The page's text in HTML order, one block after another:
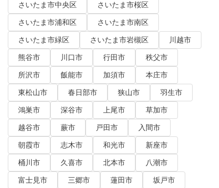
さいたま市中央区
さいたま市桜区
さいたま市浦和区
さいたま市南区
さいたま市緑区
さいたま市岩槻区
川越市
熊谷市
川口市 行田市
秩父市
所沢市
飯能市 加須市
本庄市
東松山市
春日部市 狭山市
羽生市
鴻巣市
深谷市 上尾市
草加市
越谷市
蕨市 戸田市
入間市
朝霞市
志木市 和光市
新座市
桶川市
久喜市 北本市
八潮市
富士見市
三郷市 蓮田市
坂戸市